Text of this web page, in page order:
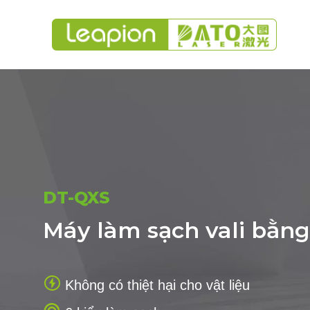
DT-QXS
Máy làm sạch vali
 Không có thiệt hại cho vật liệu